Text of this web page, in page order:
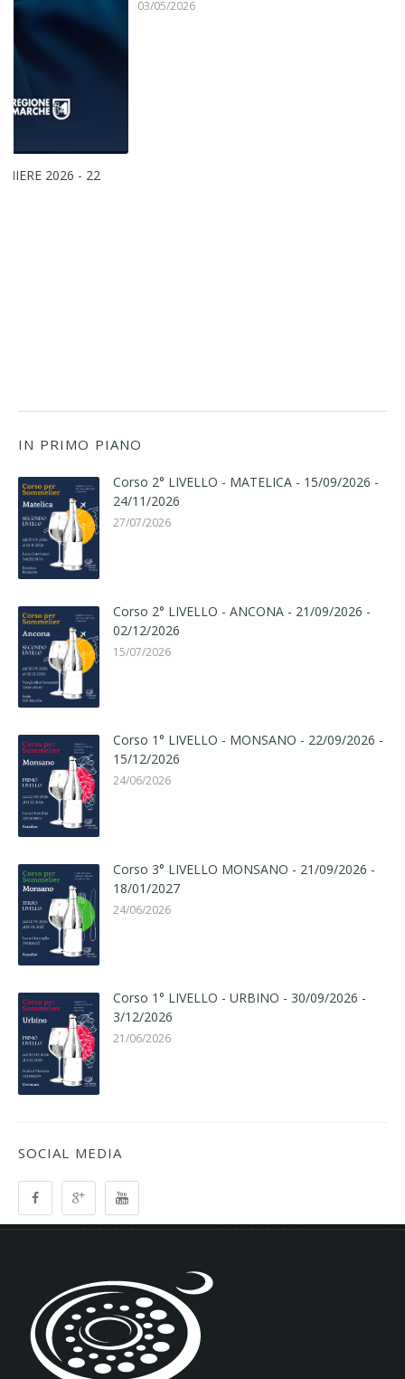
03/05/2026
IN PRIMO PIANO
Corso 2° LIVELLO - MATELICA - 15/09/2026 -
24/11/2026
27/07/2026
Corso 2° LIVELLO - ANCONA - 21/09/2026 -
02/12/2026
15/07/2026
Corso 1° LIVELLO - MONSANO - 22/09/2026 -
15/12/2026
24/06/2026
Corso 3° LIVELLO MONSANO - 21/09/2026 -
18/01/2027
24/06/2026
Corso 1° LIVELLO - URBINO - 30/09/2026 -
3/12/2026
21/06/2026
SOCIAL MEDIA